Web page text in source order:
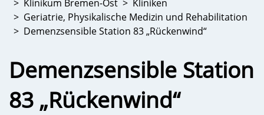
Klinikum Bremen-Ost
Kliniken
Geriatrie, Physikalische Medizin und Rehabilitation
Demenzsensible Station 83 „Rückenwind“
Demenzsensible Station
83 „Rückenwind“